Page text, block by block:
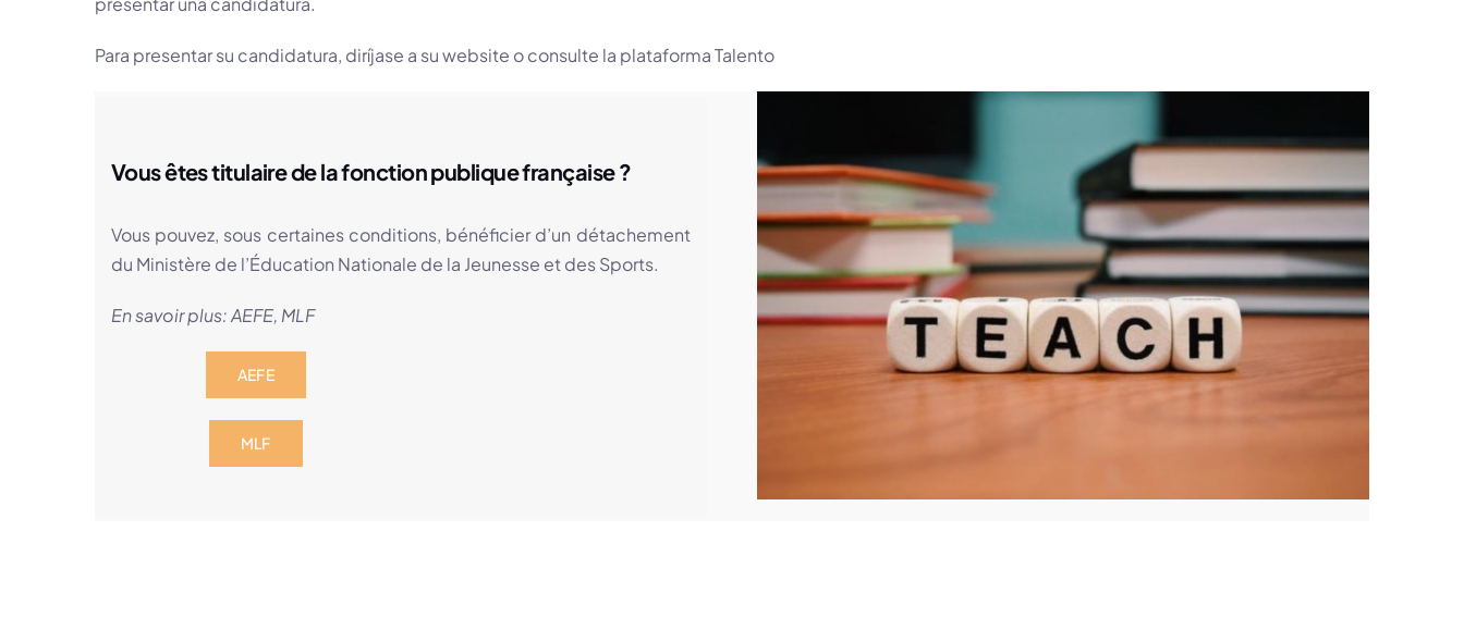
Para presentar su candidatura, diríjase a su website o consulte la plataformaTalento
Vous êtes titulaire de la fonction publique française ?
Vous pouvez, sous certaines conditions, bénéficier d’un détachement
du Ministère de l’Éducation Nationale de la Jeunesse et des Sports.
En savoir plus:AEFE, MLF
AEFE
MLF